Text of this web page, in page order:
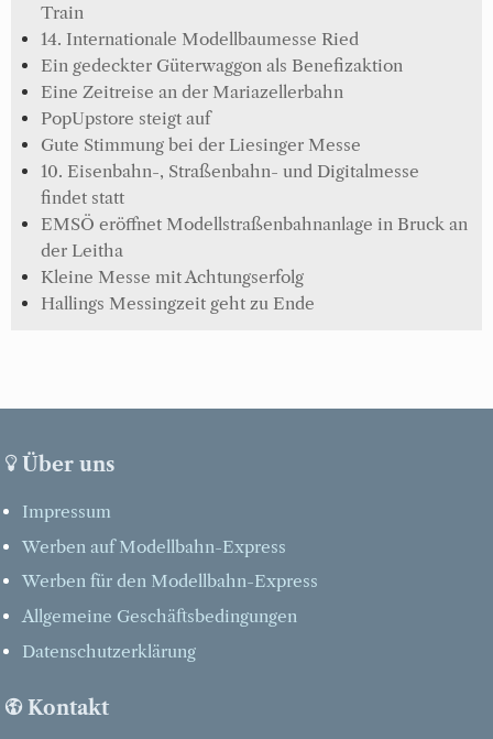
Train
14. Internationale Modellbaumesse Ried
Ein gedeckter Güterwaggon als Benefizaktion
Eine Zeitreise an der Mariazellerbahn
PopUpstore steigt auf
Gute Stimmung bei der Liesinger Messe
10. Eisenbahn-, Straßenbahn- und Digitalmesse
findet statt
EMSÖ eröffnet Modellstraßenbahnanlage in Bruck an
der Leitha
Kleine Messe mit Achtungserfolg
Hallings Messingzeit geht zu Ende
Über uns
Impressum
Werben auf Modellbahn-Express
Werben für den Modellbahn-Express
Allgemeine Geschäftsbedingungen
Datenschutzerklärung
Kontakt